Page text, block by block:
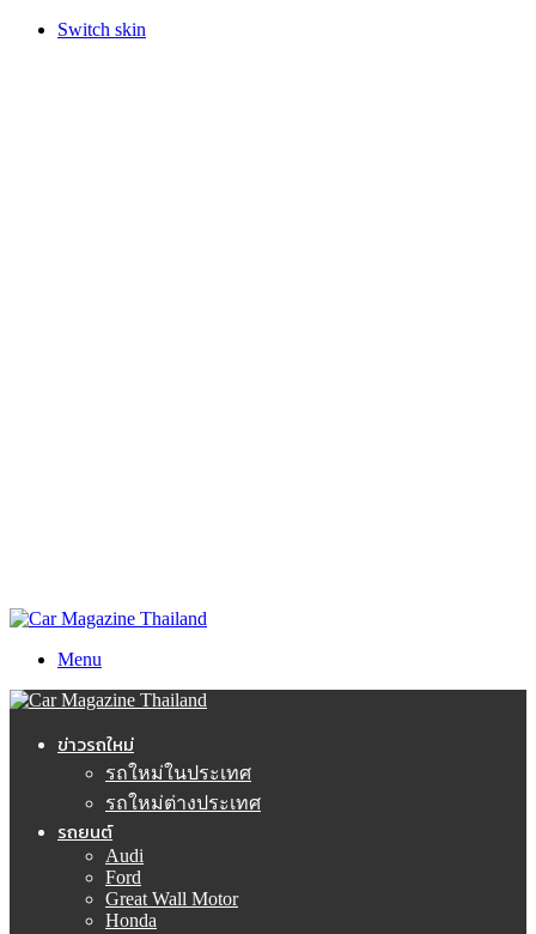
Switch skin
Menu
ข่าวรถใหม่
รถใหม่ในประเทศ
รถใหม่ต่างประเทศ
รถยนต์
Audi
Ford
Great Wall Motor
Honda